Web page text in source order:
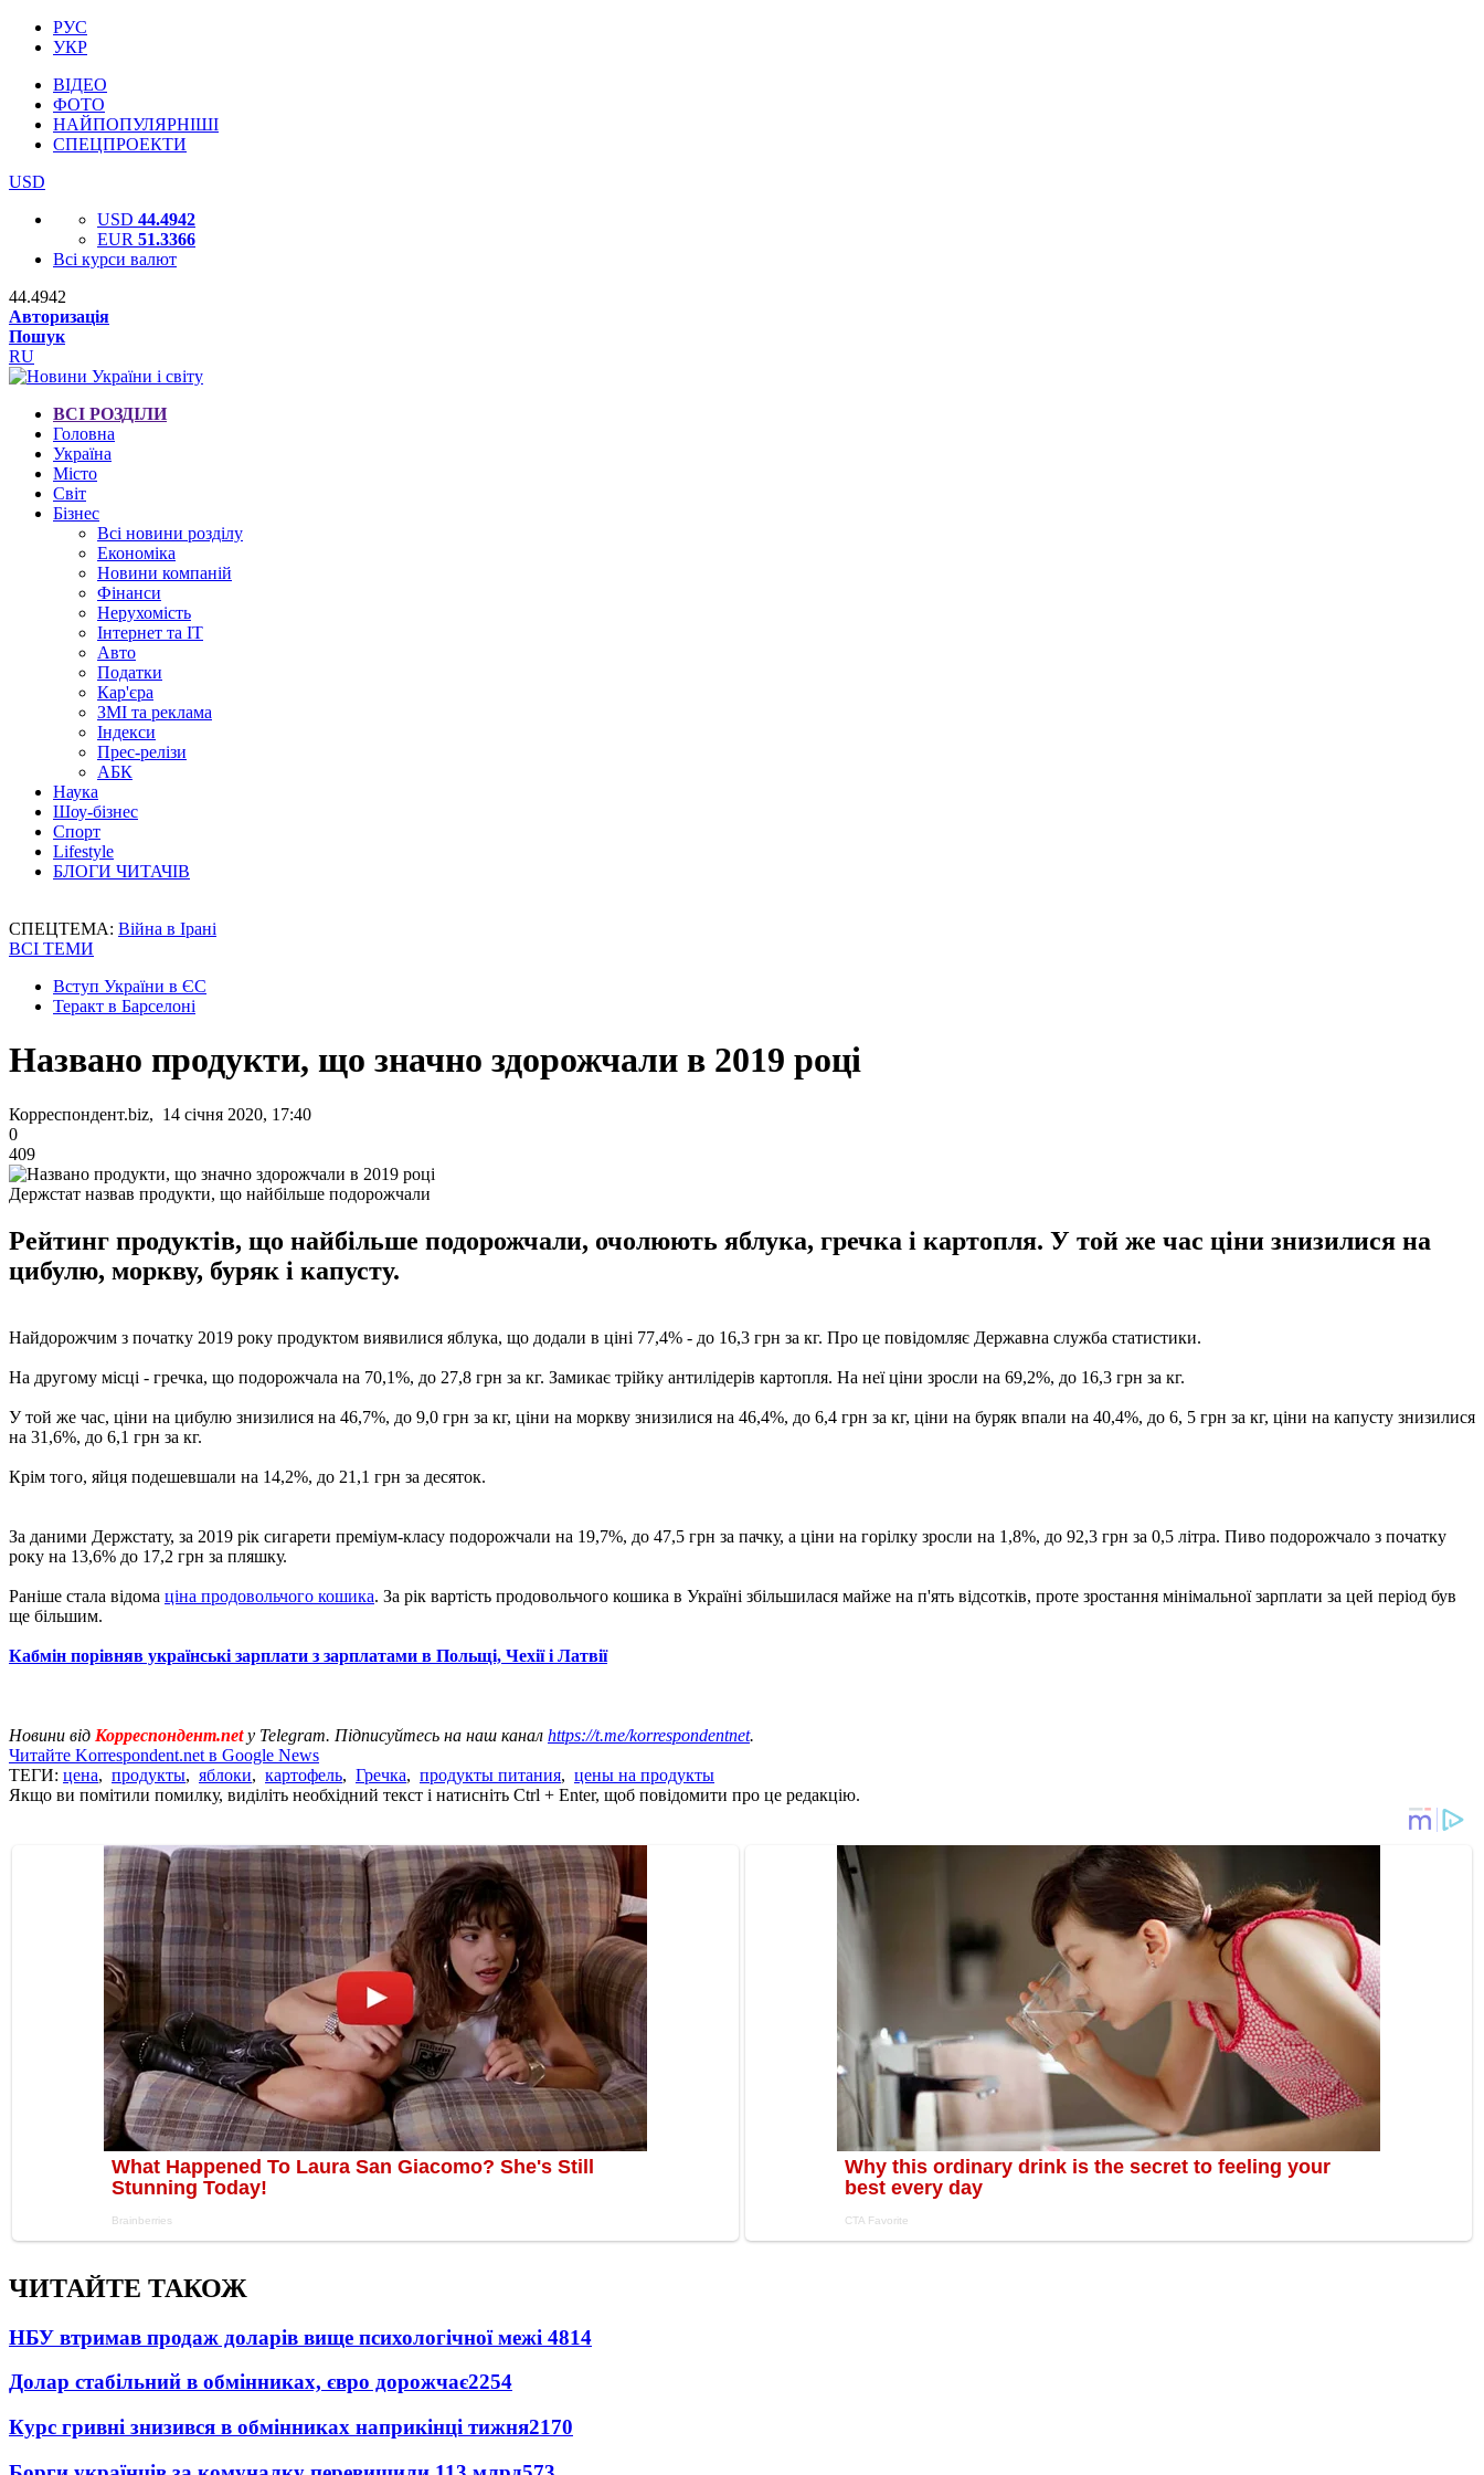
РУС
УКР
ВІДЕО
ФОТО
НАЙПОПУЛЯРНІШІ
СПЕЦПРОЕКТИ
USD
USD 44.4942
EUR 51.3366
Всі курси валют
44.4942
Авторизація
Пошук
RU
ВСІ РОЗДІЛИ
Головна
Україна
Місто
Світ
Бізнес
Всі новини розділу
Економіка
Новини компаній
Фінанси
Нерухомість
Інтернет та IT
Авто
Податки
Кар'єра
ЗМІ та реклама
Індекси
Прес-релізи
АБК
Наука
Шоу-бізнес
Спорт
Lifestyle
БЛОГИ ЧИТАЧІВ
СПЕЦТЕМА: Війна в Ірані
ВСІ ТЕМИ
Вступ України в ЄС
Теракт в Барселоні
Названо продукти, що значно здорожчали в 2019 році
Корреспондент.biz, 14 січня 2020, 17:40
0
409
Держстат назвав продукти, що найбільше подорожчали
Рейтинг продуктів, що найбільше подорожчали, очолюють яблука, гречка і картопля. У той же час ціни знизилися на
цибулю, моркву, буряк і капусту.
Найдорожчим з початку 2019 року продуктом виявилися яблука, що додали в ціні 77,4% - до 16,3 грн за кг. Про це повідомляє Державна служба статистики.
На другому місці - гречка, що подорожчала на 70,1%, до 27,8 грн за кг. Замикає трійку антилідерів картопля. На неї ціни зросли на 69,2%, до 16,3 грн за кг.
У той же час, ціни на цибулю знизилися на 46,7%, до 9,0 грн за кг, ціни на моркву знизилися на 46,4%, до 6,4 грн за кг, ціни на буряк впали на 40,4%, до 6, 5 грн за кг, ціни на капусту знизилися
на 31,6%, до 6,1 грн за кг.
Крім того, яйця подешевшали на 14,2%, до 21,1 грн за десяток.
За даними Держстату, за 2019 рік сигарети преміум-класу подорожчали на 19,7%, до 47,5 грн за пачку, а ціни на горілку зросли на 1,8%, до 92,3 грн за 0,5 літра. Пиво подорожчало з початку
року на 13,6% до 17,2 грн за пляшку.
Раніше стала відома ціна продовольчого кошика. За рік вартість продовольчого кошика в Україні збільшилася майже на п'ять відсотків, проте зростання мінімальної зарплати за цей період був
ще більшим.
Кабмін порівняв українські зарплати з зарплатами в Польщі, Чехії і Латвії
Новини від Корреспондент.net у Telegram. Підписуйтесь на наш канал https://t.me/korrespondentnet.
Читайте Korrespondent.net в Google News
ТЕГИ: цена, продукты, яблоки, картофель, Гречка, продукты питания, цены на продукты
Якщо ви помітили помилку, виділіть необхідний текст і натисніть Ctrl + Enter, щоб повідомити про це редакцію.
ЧИТАЙТЕ ТАКОЖ
НБУ втримав продаж доларів вище психологічної межі 4814
Долар стабільний в обмінниках, євро дорожчає2254
Курс гривні знизився в обмінниках наприкінці тижня2170